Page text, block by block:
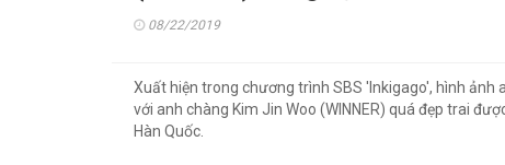
08/22/2019
Xuất hiện trong chương trình SBS 'Inkigago', hình
với anh chàng Kim Jin Woo (WINNER) quá đẹp trai
Hàn Quốc.